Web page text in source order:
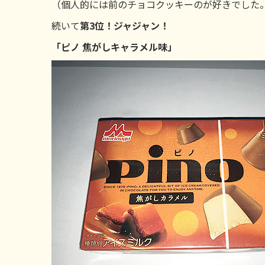
（個人的には前のチョコクッキーのが好きでした
続いて第3位！ジャジャン！
「ピノ 焦がしキャラメル味」